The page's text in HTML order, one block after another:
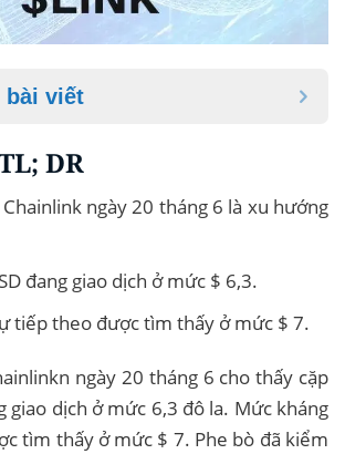
bài viết
DR
ngày 20 tháng 6 là xu hướng
đang giao dịch ở mức $ 6,3.
tiếp theo được tìm thấy ở mức $ 7.
ngày 20 tháng 6 cho thấy cặp
giao dịch ở mức 6,3 đô la. Mức kháng
tìm thấy ở mức $ 7. Phe bò đã kiểm